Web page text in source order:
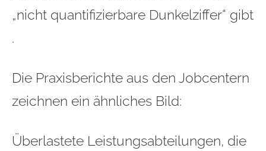
„nicht quantifizierbare Dunkelziffer“ gibt
.
Die Praxisberichte aus den Jobcentern
zeichnen ein ähnliches Bild:
Überlastete Leistungsabteilungen, die